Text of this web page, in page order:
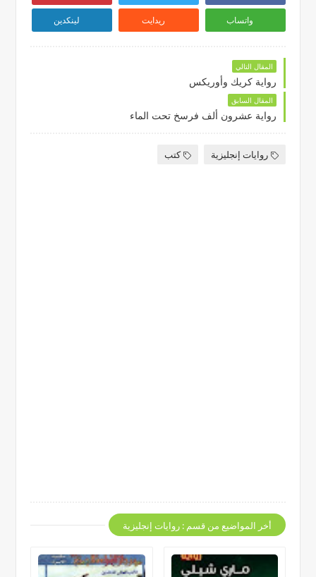
واتساب ريدايت لينكدين
المقال التالي
رواية كريك وأوريكس
المقال السابق
رواية عشرون ألف فرسخ تحت الماء
روايات إنجليزية كتب
أخر المواضيع من قسم : روايات إنجليزية